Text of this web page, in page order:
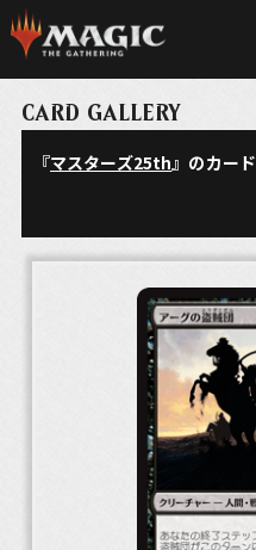
CARD GALLERY
『マスターズ25th』のカード